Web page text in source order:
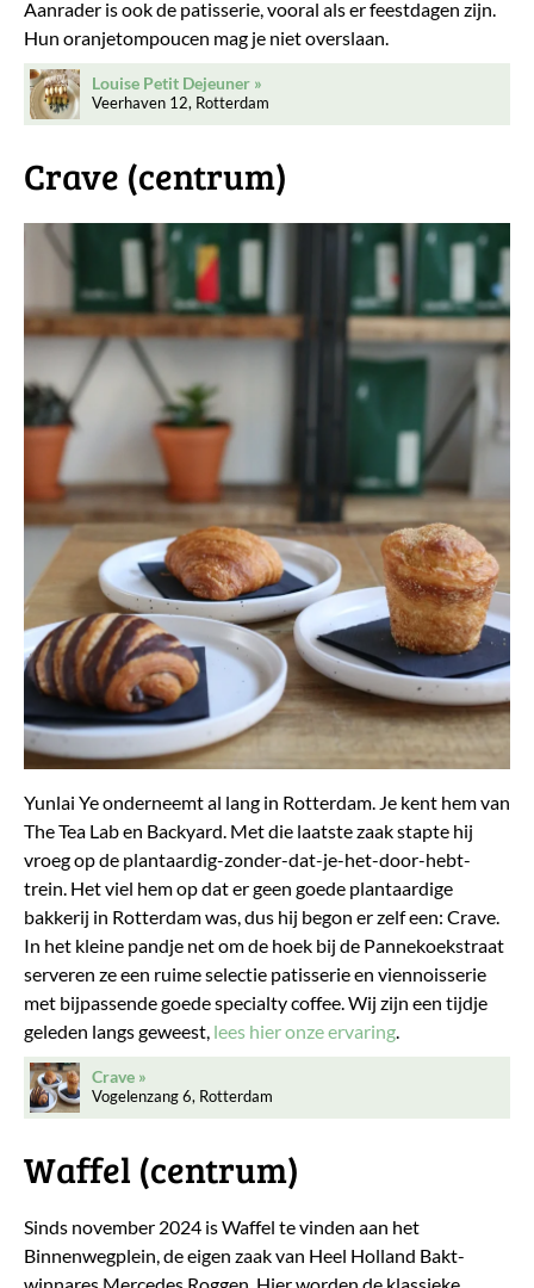
Aanrader is ook de patisserie, vooral als er feestdagen zijn.
Hun oranjetompoucen mag je niet overslaan.
Louise Petit Dejeuner
Veerhaven 12, Rotterdam
Crave (centrum)
Yunlai Ye onderneemt al lang in Rotterdam. Je kent hem van
The Tea Lab en Backyard. Met die laatste zaak stapte hij
vroeg op de plantaardig-zonder-dat-je-het-door-hebt-
trein. Het viel hem op dat er geen goede plantaardige
bakkerij in Rotterdam was, dus hij begon er zelf een: Crave.
In het kleine pandje net om de hoek bij de Pannekoekstraat
serveren ze een ruime selectie patisserie en viennoisserie
met bijpassende goede specialty coffee. Wij zijn een tijdje
geleden langs geweest, lees hier onze ervaring.
Crave
Vogelenzang 6, Rotterdam
Waffel (centrum)
Sinds november 2024 is Waffel te vinden aan het
Binnenwegplein, de eigen zaak van Heel Holland Bakt-